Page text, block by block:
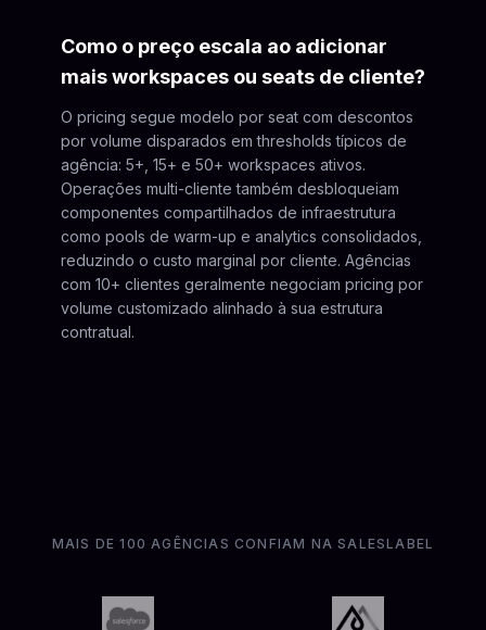
Como o preço escala ao adicionar
mais workspaces ou seats de cliente?
O pricing segue modelo por seat com descontos
por volume disparados em thresholds típicos de
agência: 5+, 15+ e 50+ workspaces ativos.
Operações multi-cliente também desbloqueiam
componentes compartilhados de infraestrutura
como pools de warm-up e analytics consolidados,
reduzindo o custo marginal por cliente. Agências
com 10+ clientes geralmente negociam pricing por
volume customizado alinhado à sua estrutura
contratual.
MAIS DE 100 AGÊNCIAS CONFIAM NA SALESLABEL